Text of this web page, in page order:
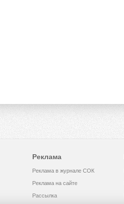
Реклама
Реклама в журнале СОК
Реклама на сайте
Рассылка